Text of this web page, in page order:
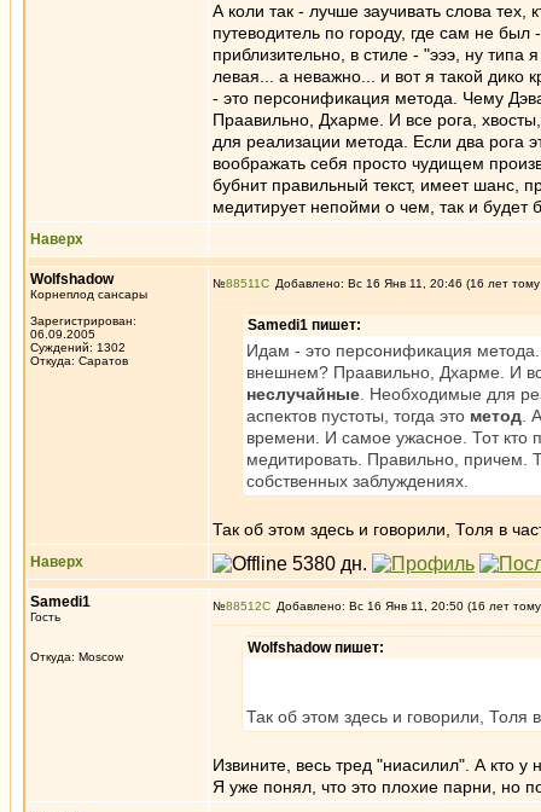
А коли так - лучше заучивать слова
путеводитель по городу, где сам не
приблизительно, в стиле - "эээ, ну типа
левая... а неважно... и вот я такой дико
- это персонификация метода. Чему
Праавильно, Дхарме. И все рога,
для реализации метода. Если два рога
воображать себя просто чудищем
бубнит правильный текст, имеет шанс,
медитирует непойми о чем, так и будет
Наверх
Wolfshadow
Корнеплод сансары
Зарегистрирован:
06.09.2005
Суждений: 1302
Откуда: Саратов
№88511 Добавлено: Вс 16 Янв 11, 20:46 (16 лет
Samedi1 пишет:
Идам - это персонификация
внешнем? Праавильно, Дхарме. И
неслучайные . Необходимые для
аспектов пустоты, тогда это метод .
времени. И самое ужасное. Тот кто
медитировать. Правильно, причем.
собственных заблуждениях.
Так об этом здесь и говорили, Толя в
Наверх
Samedi1
Гость
Откуда: Moscow
№88512 Добавлено: Вс 16 Янв 11, 20:50 (16 лет
Wolfshadow пишет:
Так об этом здесь и говорили, Толя
Извините, весь тред "ниасилил". А кто
Я уже понял, что это плохие парни, но